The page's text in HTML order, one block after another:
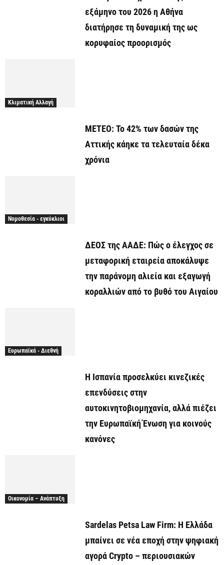
εξάμηνο του 2026 η Αθήνα
διατήρησε τη δυναμική της ως
κορυφαίος προορισμός
Κλιματική Αλλαγή
ΜΕΤΕΟ: Το 42% των δασών της
Αττικής κάηκε τα τελευταία δέκα
χρόνια
Νομοθεσία - εγκύκλιοι
ΔΕΟΣ της ΑΑΔΕ: Πώς ο έλεγχος σε
μεταφορική εταιρεία αποκάλυψε
την παράνομη αλιεία και εξαγωγή
κοραλλιών από το βυθό του Αιγαίου
Ευρωπαϊκά - Διεθνή
Η Ισπανία προσελκύει κινεζικές
επενδύσεις στην
αυτοκινητοβιομηχανία, αλλά πιέζει
την Ευρωπαϊκή Ένωση για κοινούς
κανόνες
Οικονομία – Ανάπτυξη
Sardelas Petsa Law Firm: Η Ελλάδα
μπαίνει σε νέα εποχή στην ψηφιακή
αγορά Crypto – περιουσιακών